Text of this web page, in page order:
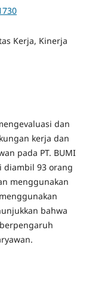
Kerja, Kinerja
dan
kerja dan
pada PT. BUMI
diambil 93 orang
menggunakan
bahwa